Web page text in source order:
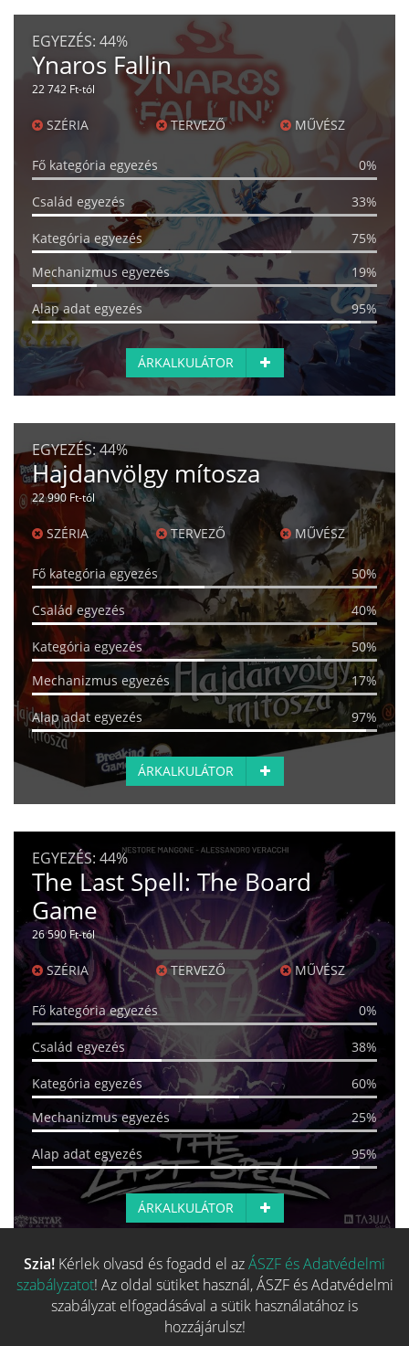
EGYEZÉS: 44%
Ynaros Fallin
22 742 Ft-tól
SZÉRIA TERVEZŐ MŰVÉSZ
Fő kategória egyezés 0%
Család egyezés 33%
Kategória egyezés
75%
Mechanizmus egyezés
19%
Alap adat egyezés 95%
ÁRKALKULÁTOR
EGYEZÉS:44%
Hajdanvölgy mítosza
22 990 Ft-tól
SZÉRIA TERVEZŐ MŰVÉSZ
Fő kategória egyezés 50%
Család egyezés 40%
Kategória egyezés
50%
Mechanizmus egyezés
17%
Alap adat egyezés 97%
ÁRKALKULÁTOR
EGYEZÉS: 44%
The Last Spell: The Board
Game
26 590 Ft-tól
SZÉRIA TERVEZŐ MŰVÉSZ
Fő kategória egyezés 0%
Család egyezés 38%
Kategória egyezés
60%
Mechanizmus egyezés
25%
Alap adat egyezés 95%
ÁRKALKULÁTOR
Több hasonló játék keresése
Szia! Kérlek olvasd és fogadd el azÁSZF és Adatvédelmi
szabályzatot! Az oldal sütiket használ, ÁSZF és Adatvédelmi
szabályzat elfogadásával a sütik használatához is
hozzájárulsz!